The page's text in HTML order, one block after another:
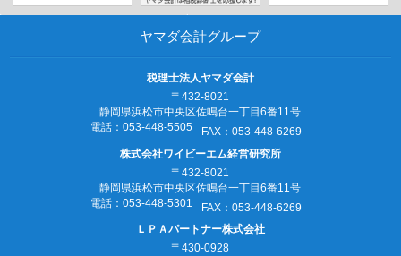
ヤマダ会計グループ
税理士法人ヤマダ会計
〒432-8021
静岡県浜松市中央区佐鳴台一丁目6番11号
電話：053‐448‐5505
FAX：053‐448‐6269
株式会社ワイビーエム経営研究所
〒432-8021
静岡県浜松市中央区佐鳴台一丁目6番11号
電話：053‐448‐5301
FAX：053‐448‐6269
ＬＰＡパートナー株式会社
〒430-0928